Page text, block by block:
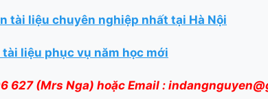
tài liệu chuyên nghiệp nhất tại Hà Nội
liệu phục vụ năm học mới
627 (Mrs Nga) hoặc Email :